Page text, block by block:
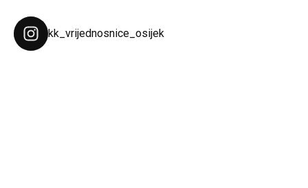
kk_vrijednosnice_osijek